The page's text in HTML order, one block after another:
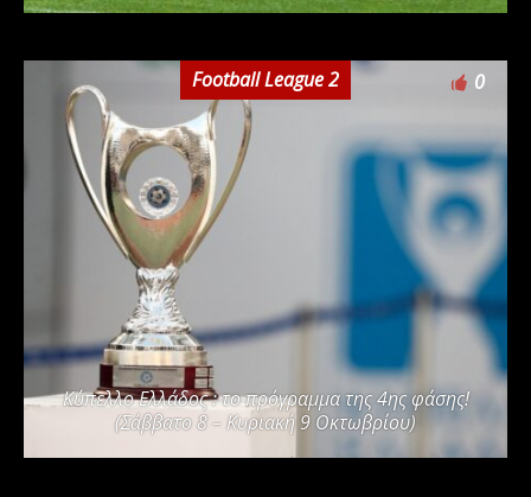
Football League 2 0
Kύπελλο Ελλάδος : το πρόγραμμα της 4ης φάσης!
(Σάββατο 8 – Κυριακή 9 Οκτωβρίου)